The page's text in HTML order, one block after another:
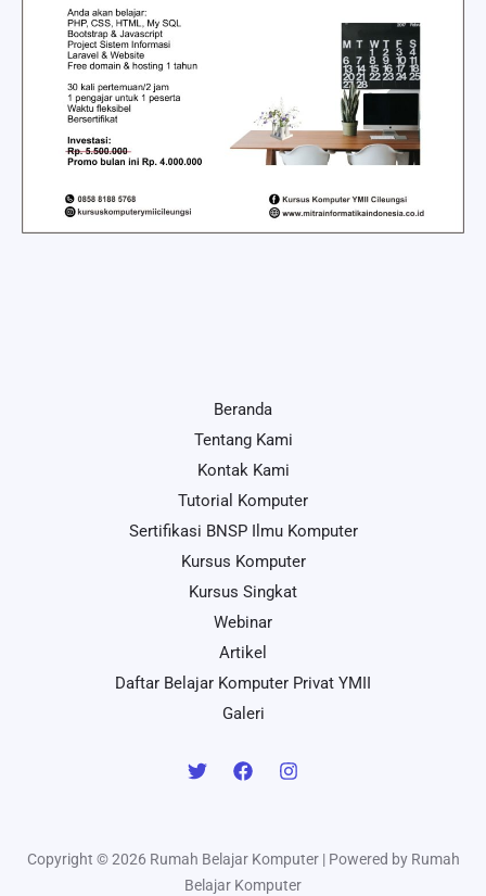
Beranda
Tentang Kami
Kontak Kami
Tutorial Komputer
Sertifikasi BNSP Ilmu Komputer
Kursus Komputer
Kursus Singkat
Webinar
Artikel
Daftar Belajar Komputer Privat YMII
Galeri
Copyright © 2026 Rumah Belajar Komputer | Powered by Rumah
Belajar Komputer